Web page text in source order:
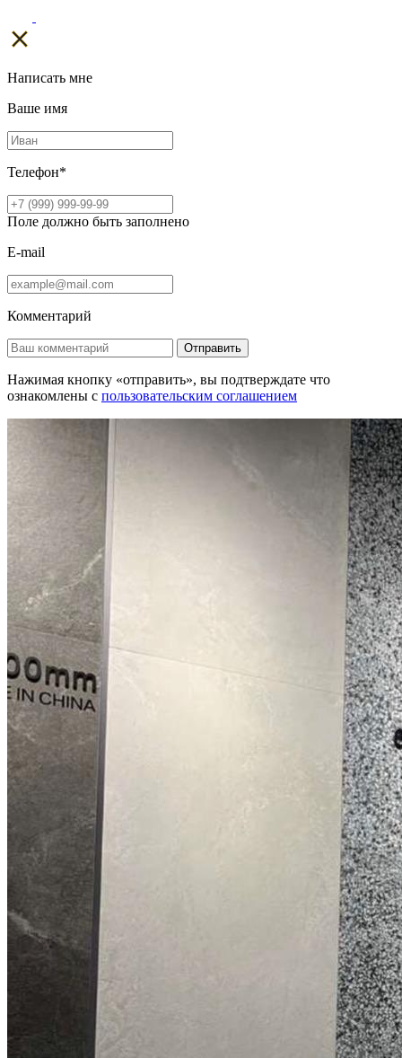
Написать мне
Ваше имя
Телефон*
Поле должно быть заполнено
E-mail
Комментарий
Отправить
Нажимая кнопку «отправить», вы подтверждате что
ознакомлены с пользовательским соглашением